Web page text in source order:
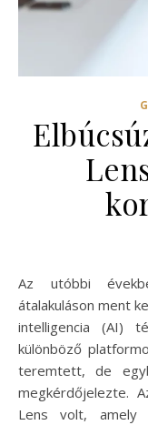
Az utóbbi években a technológiai világ jelentős
átalakuláson ment
intelligencia (AI)
különböző
teremtett, de
megkérdőjelezte.
Lens volt, amely